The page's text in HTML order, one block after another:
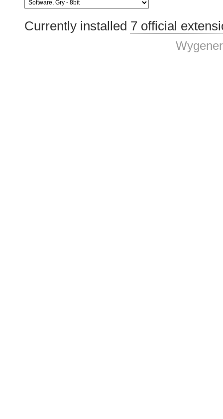
Currently installed 7 official